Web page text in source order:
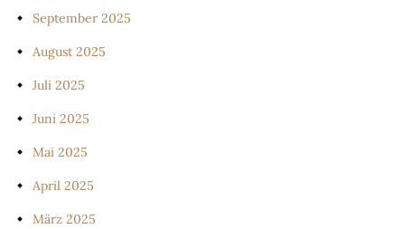
September 2025
August 2025
Juli 2025
Juni 2025
Mai 2025
April 2025
März 2025